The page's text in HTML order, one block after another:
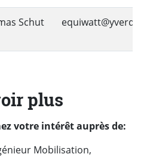
Schut equiwatt@yverdon-
plus
votre intérêt auprès de:
Mobilisation,